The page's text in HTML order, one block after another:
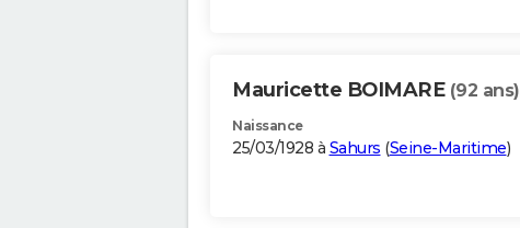
Mauricette BOIMARE (92 ans)
Naissance
25/03/1928 à Sahurs (Seine-Maritime)